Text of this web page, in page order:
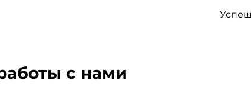
с нами